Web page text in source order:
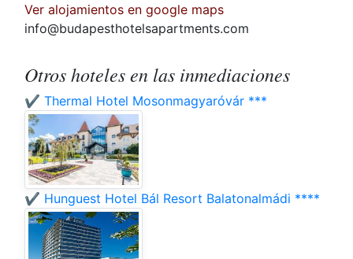
Ver alojamientos en google maps
info@budapesthotelsapartments.com
Otros hoteles en las inmediaciones
✔️ Thermal Hotel Mosonmagyaróvár ***
✔️ Hunguest Hotel Bál Resort Balatonalmádi ****